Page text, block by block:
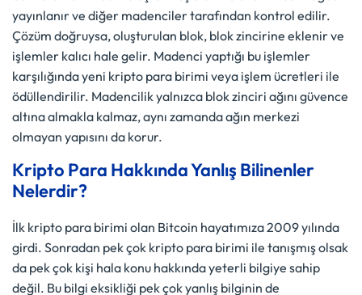
yayınlanır ve diğer madenciler tarafından kontrol edilir.
Çözüm doğruysa, oluşturulan blok, blok zincirine eklenir ve
işlemler kalıcı hale gelir. Madenci yaptığı bu işlemler
karşılığında yeni kripto para birimi veya işlem ücretleri ile
ödüllendirilir. Madencilik yalnızca blok zinciri ağını güvence
altına almakla kalmaz, aynı zamanda ağın merkezi
olmayan yapısını da korur.
Kripto Para Hakkında Yanlış Bilinenler
Nelerdir?
İlk kripto para birimi olan Bitcoin hayatımıza 2009 yılında
girdi. Sonradan pek çok kripto para birimi ile tanışmış olsak
da pek çok kişi hala konu hakkında yeterli bilgiye sahip
değil. Bu bilgi eksikliği pek çok yanlış bilginin de